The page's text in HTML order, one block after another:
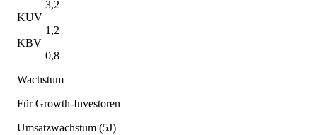
3,2
KUV
1,2
KBV
0,8
Wachstum
Für Growth-Investoren
Umsatzwachstum (5J)